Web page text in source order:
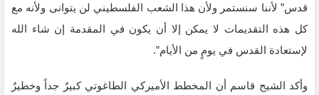
‏قدس” لأننا ‏سنستمر ولأن هذا الشعب الفلسطيني لن يتوانى ولأنه مع
كل هذه التقديمات لا يمكن إلا أن يكون ‏في المقدمة ‏إن شاء الله
لإستعادة القدس في يومٍ من الأيام”.
وأكد الشيح قاسم أن المخطط الأميركي الطاغوتي كبيرٌ جداً وخطيرٌ